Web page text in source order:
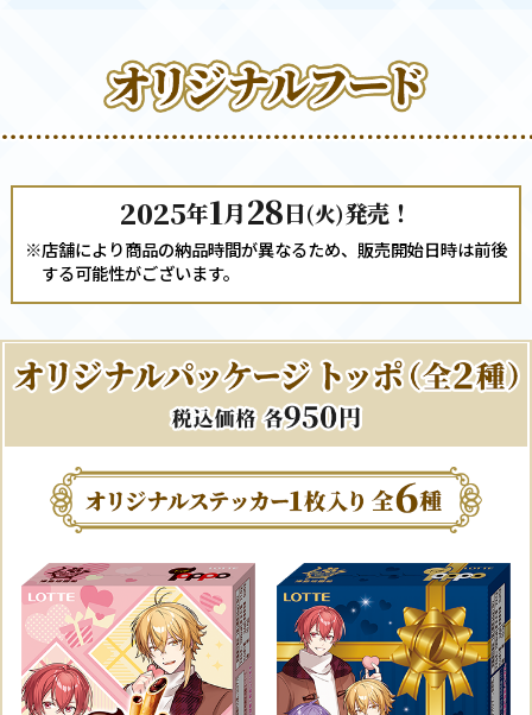
2025年1月28日(火)発売！
※店舗により商品の納品時間が異なるため、販売開始日時は前後
する可能性がございます。